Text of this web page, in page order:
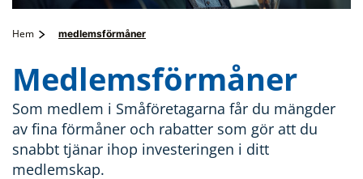
Hem medlemsförmåner
Medlemsförmåner
Som medlem i Småföretagarna får du mängder
av fina förmåner och rabatter som gör att du
snabbt tjänar ihop investeringen i ditt
medlemskap.